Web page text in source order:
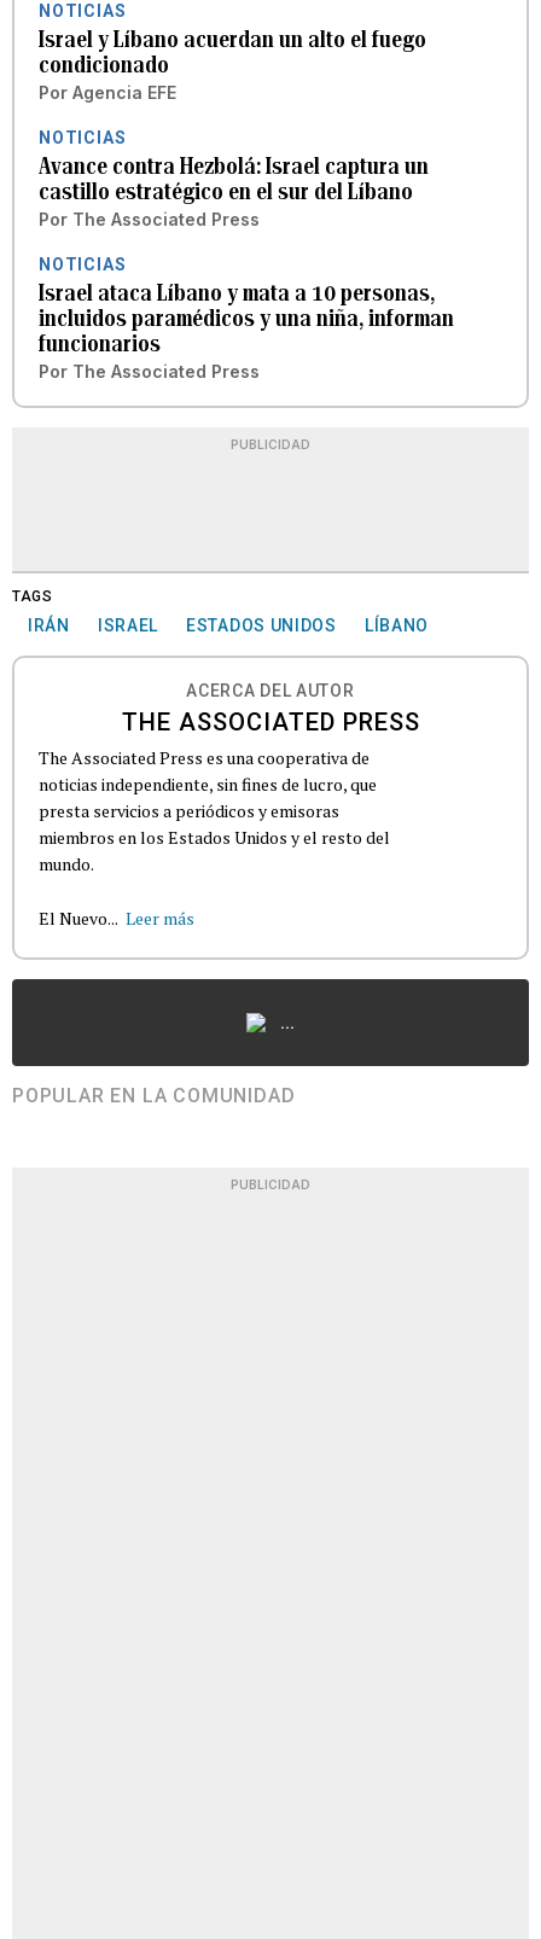
NOTICIAS
Israel y Líbano acuerdan un alto el fuego
condicionado
Por Agencia EFE
NOTICIAS
Avance contra Hezbolá: Israel captura un
castillo estratégico en el sur del Líbano
Por The Associated Press
NOTICIAS
Israel ataca Líbano y mata a 10 personas,
incluidos paramédicos y una niña, informan
funcionarios
Por The Associated Press
PUBLICIDAD
TAGS
IRÁN ISRAEL ESTADOS UNIDOS LÍBANO
ACERCA DEL AUTOR
THE ASSOCIATED PRESS
The Associated Press es una cooperativa de
noticias independiente, sin fines de lucro, que
presta servicios a periódicos y emisoras
miembros en los Estados Unidos y el resto del
mundo.
El Nuevo... Leer más
...
POPULAR EN LA COMUNIDAD
PUBLICIDAD